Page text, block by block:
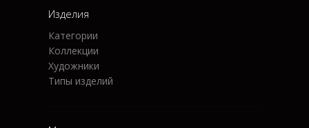
Изделия
Категории
Коллекции
Художники
Типы изделий